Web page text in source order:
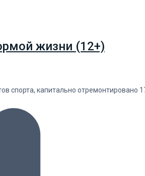
жизни (12+)
спорта, капитально отремонтировано